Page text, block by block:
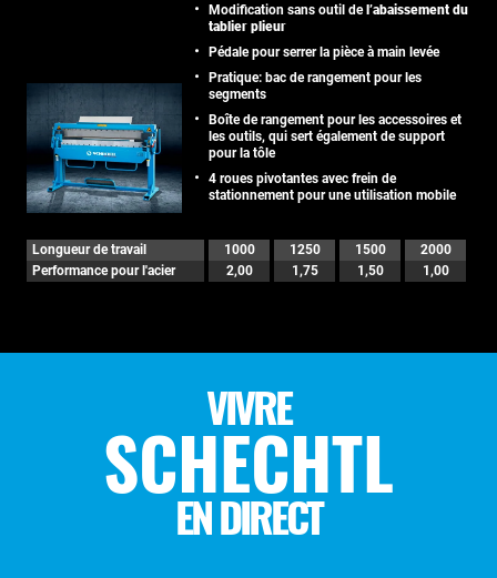
Modification sans outil del’abaissement du
tablier plieur
Pédale pour serrer la pièce à main levée
Pratique: bac de rangement pour les
segments
Boîte de rangement pour les accessoires et
les outils, qui sert également de support
pour la tôle
4 roues pivotantes avec frein de
stationnement pour une utilisation mobile
Longueur de travail 1000 1250 1500
2000
Performance pour l'acier
2,00 1,75 1,50 1,00
VIVRE
SCHECHTL
EN DIRECT